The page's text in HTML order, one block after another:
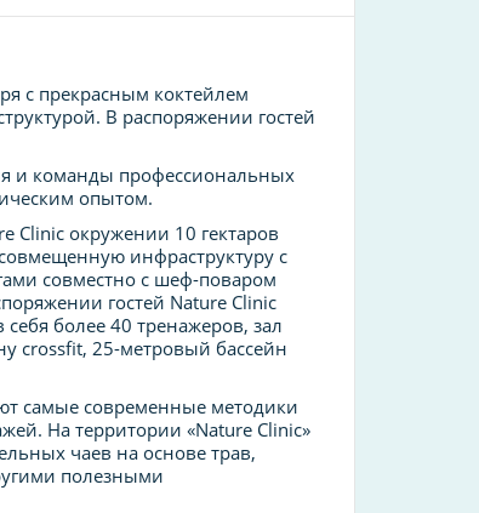
с прекрасным коктейлем
В распоряжении гостей
и команды профессиональных
опытом.
Clinic окружении 10 гектаров
инфраструктуру с
совместно с шеф-поваром
гостей Nature Сlinic
более 40 тренажеров, зал
crossfit, 25-метровый бассейн
самые современные методики
На территории «Nature Clinic»
чаев на основе трав,
полезными